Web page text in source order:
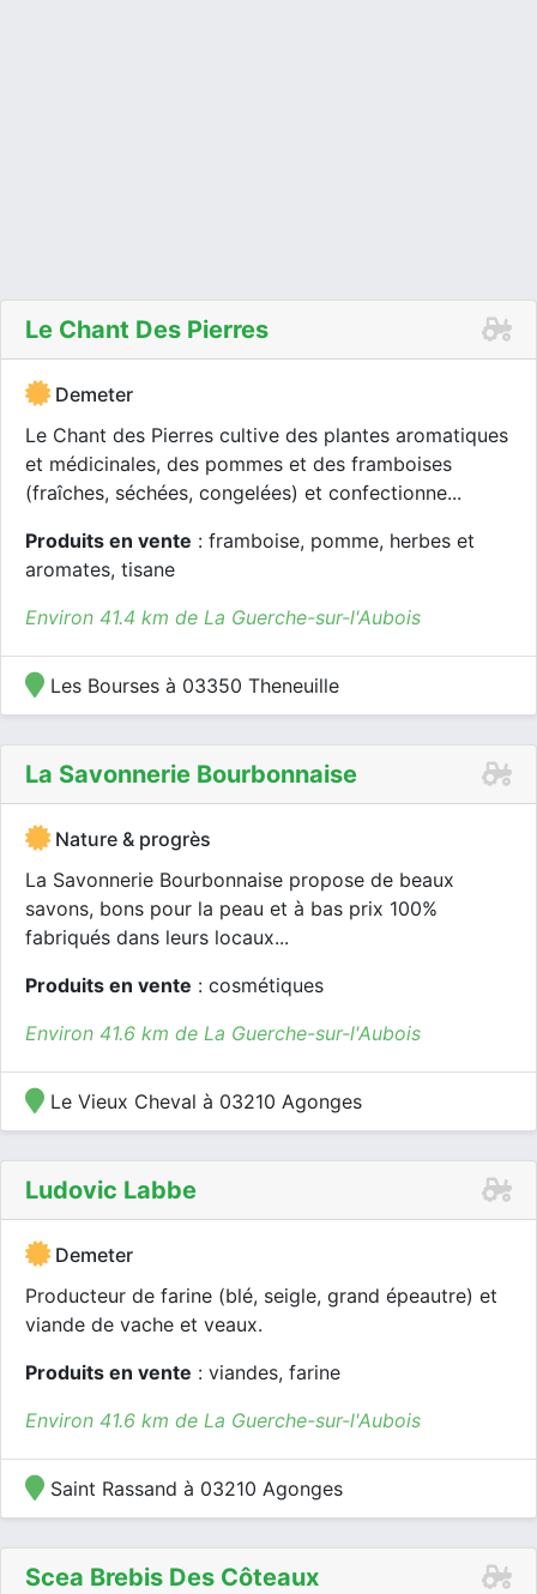
Le Chant Des Pierres
Demeter
Le Chant des Pierres cultive des plantes aromatiques
et médicinales, des pommes et des framboises
(fraîches, séchées, congelées) et confectionne...
Produits en vente : framboise, pomme, herbes et
aromates, tisane
Environ 41.4 km de La Guerche-sur-l'Aubois
Les Bourses à 03350 Theneuille
La Savonnerie Bourbonnaise
Nature & progrès
La Savonnerie Bourbonnaise propose de beaux
savons, bons pour la peau et à bas prix 100%
fabriqués dans leurs locaux...
Produits en vente : cosmétiques
Environ 41.6 km de La Guerche-sur-l'Aubois
Le Vieux Cheval à 03210 Agonges
Ludovic Labbe
Demeter
Producteur de farine (blé, seigle, grand épeautre) et
viande de vache et veaux.
Produits en vente : viandes, farine
Environ 41.6 km de La Guerche-sur-l'Aubois
Saint Rassand à 03210 Agonges
Scea Brebis Des Côteaux